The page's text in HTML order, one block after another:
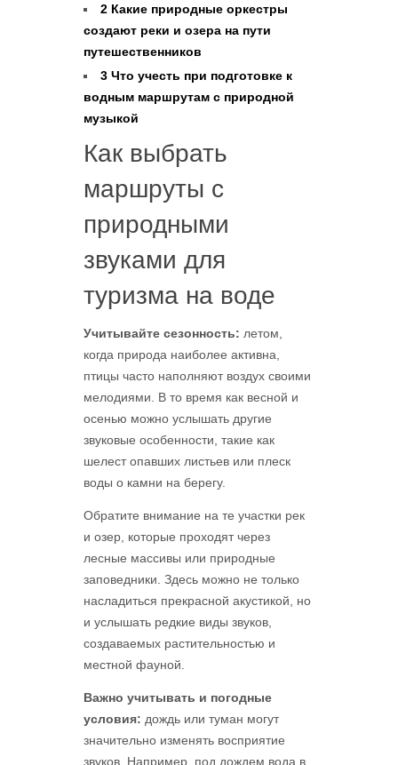
2 Какие природные оркестры
создают реки и озера на пути
путешественников
3 Что учесть при подготовке к
водным маршрутам с природной
музыкой
Как выбрать
маршруты с
природными
звуками для
туризма на воде
Учитывайте сезонность: летом,
когда природа наиболее активна,
птицы часто наполняют воздух своими
мелодиями. В то время как весной и
осенью можно услышать другие
звуковые особенности, такие как
шелест опавших листьев или плеск
воды о камни на берегу.
Обратите внимание на те участки рек
и озер, которые проходят через
лесные массивы или природные
заповедники. Здесь можно не только
насладиться прекрасной акустикой, но
и услышать редкие виды звуков,
создаваемых растительностью и
местной фауной.
Важно учитывать и погодные
условия: дождь или туман могут
значительно изменять восприятие
звуков. Например, под дождем вода в